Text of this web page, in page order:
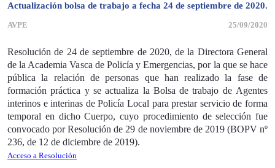
Actualización bolsa de trabajo a fecha 24 de septiembre de 2020.
AVPE 25/09/2020
Resolución de 24 de septiembre de 2020, de la Directora General
de la Academia Vasca de Policía y Emergencias, por la que se hace
pública la relación de personas que han realizado la fase de
formación práctica y se actualiza la Bolsa de trabajo de Agentes
interinos e interinas de Policía Local para prestar servicio de forma
temporal en dicho Cuerpo, cuyo procedimiento de selección fue
convocado por Resolución de 29 de noviembre de 2019 (BOPV nº
236, de 12 de diciembre de 2019).
Acceso a Resolución